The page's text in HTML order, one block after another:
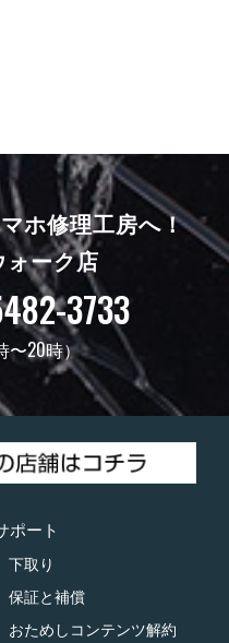
ホ修理工房へ！
ォーク店
3733
〜20時）
ポート
下取り
保証と補償
おためしコンテンツ解約